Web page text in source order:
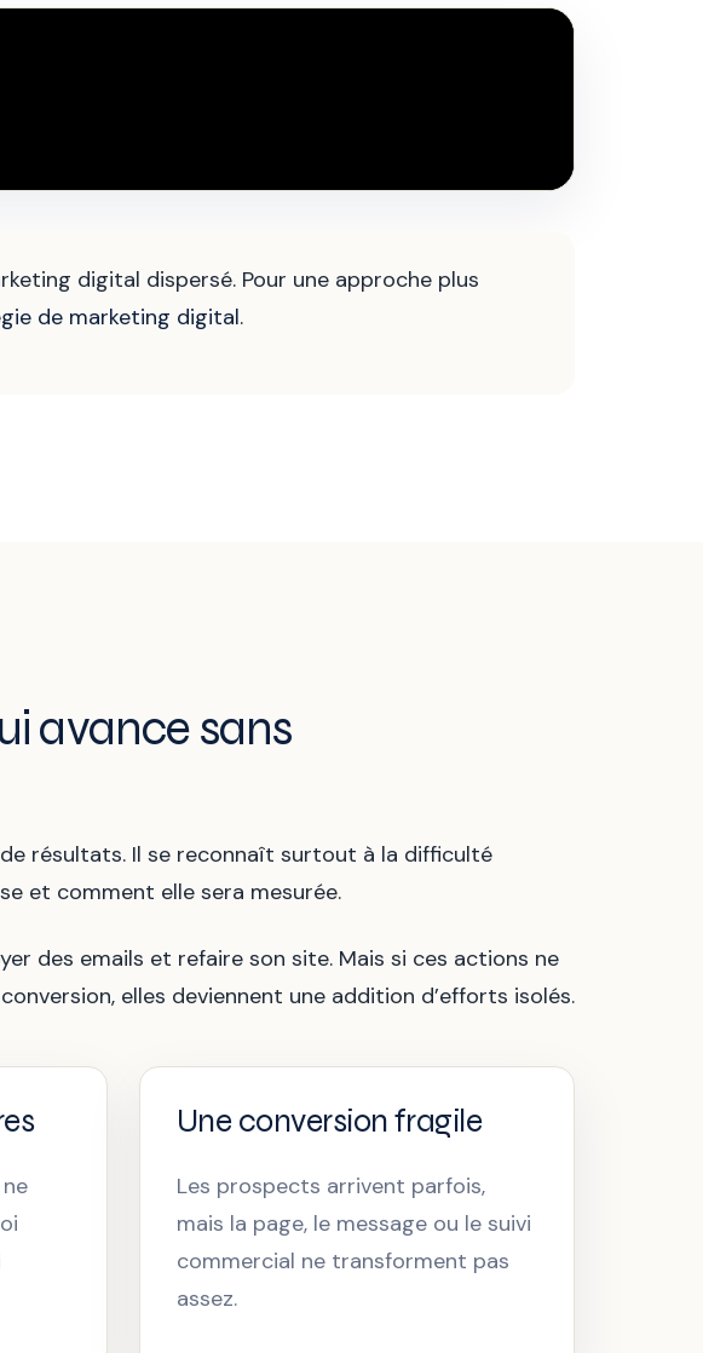
digital dispersé. Pour une approche plus
de marketing digital.
avance sans
résultats. Il se reconnaît surtout à la difficulté
et comment elle sera mesurée.
des emails et refaire son site. Mais si ces actions ne
elles deviennent une addition d’efforts isolés.
Une conversion fragile
Les prospects arrivent parfois,
mais la page, le message ou le suivi
commercial ne transforment pas
assez.